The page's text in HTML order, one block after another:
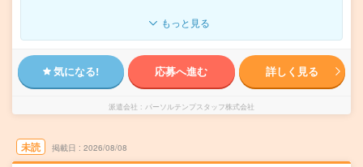
もっと見る
気になる! 応募へ進む 詳しく見る
派遣会社 パーソルテンプスタッフ株式会社
未読 掲載日 2026/08/08